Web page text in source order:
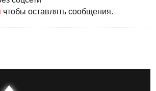
чтобы оставлять сообщения.